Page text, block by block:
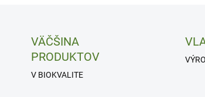
VÄČŠINA
PRODUKTOV
V BIOKVALITE